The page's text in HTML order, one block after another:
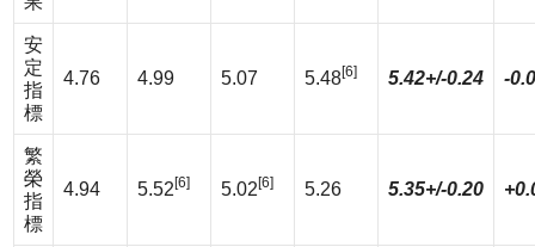
安
定
指
標
4.76 4.99 5.07 5.48[6] 5.42+/-0.24 -
繁
榮
指
標
4.94 5.52 [6] 5.02 [6] 5.26 5.35+/-0.20